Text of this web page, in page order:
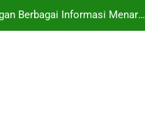
Berbagai Informasi Menarik
WIB Melalui Jalalive Untuk
Bersama Jalalive Dalam